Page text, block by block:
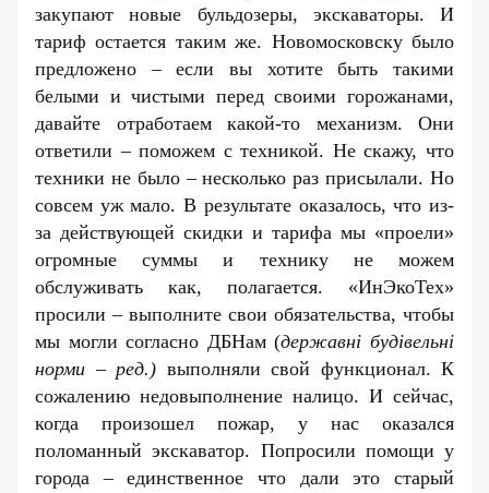
закупают новые бульдозеры, экскаваторы. И
тариф остается таким же. Новомосковску было
предложено – если вы хотите быть такими
белыми и чистыми перед своими горожанами,
давайте отработаем какой-то механизм. Они
ответили – поможем с техникой. Не скажу, что
техники не было – несколько раз присылали. Но
совсем уж мало. В результате оказалось, что из-
за действующей скидки и тарифа мы «проели»
огромные суммы и технику не можем
обслуживать как, полагается. «ИнЭкоТех»
просили – выполните свои обязательства, чтобы
мы могли согласно ДБНам (державні будівельні
норми – ред.) выполняли свой функционал. К
сожалению недовыполнение налицо. И сейчас,
когда произошел пожар, у нас оказался
поломанный экскаватор. Попросили помощи у
города – единственное что дали это старый